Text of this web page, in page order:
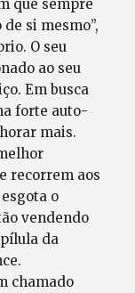
que sempre
si mesmo”,
O seu
ao seu
Em busca
forte auto-
mais.
recorrem aos
o
vendendo
da
chamado